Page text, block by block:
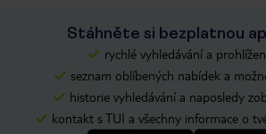
Stáhněte si bezplatnou
rychlé vyhledávání a
seznam oblíbených nabídek a
historie vyhledávání a naposledy
kontakt s TUI a všechny informace o